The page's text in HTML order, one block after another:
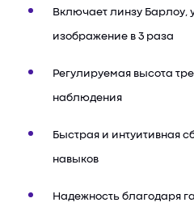
Включает линзу
изображение в 3 раза
Регулируемая высота
наблюдения
Быстрая и интуитивная
навыков
Надежность благодаря